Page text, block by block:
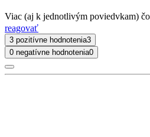
Viac (aj k jednotlivým poviedvkam)
reagovať
3 pozitívne hodnotenia3
0 negatívne hodnotenia0